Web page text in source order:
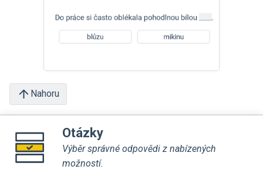
Nahoru
Otázky
Výběr správné odpovědi z nabízených
možností.